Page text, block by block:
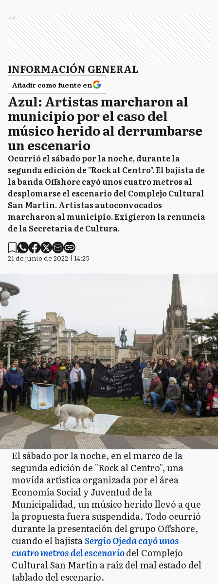
Ads
INFORMACIÓN GENERAL
Añadir como fuente en
Azul: Artistas marcharon al
municipio por el caso del
músico herido al derrumbarse
un escenario
Ocurrió el sábado por la noche, durante la
segunda edición de "Rock al Centro". El bajista de
la banda Offshore cayó unos cuatro metros al
desplomarse el escenario del Complejo Cultural
San Martín. Artistas autoconvocados
marcharon al municipio. Exigieron la renuncia
de la Secretaria de Cultura.
21 de junio de 2022 | 14:25
El sábado por la noche, en el marco de la
segunda edición de "Rock al Centro", una
movida artística organizada por el área
Economía Social y Juventud de la
Municipalidad, un músico herido llevó a que
la propuesta fuera suspendida. Todo ocurrió
durante la presentación del grupo Offshore,
cuando el bajistaSergio Ojeda cayó unos
cuatro metros del escenariodel Complejo
Cultural San Martín a raíz del mal estado del
tablado del escenario.